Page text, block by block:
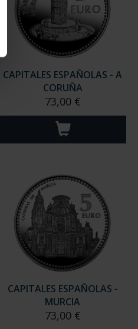
CAPITALES ESPAÑOLAS - A
CORUÑA
73,00 €
CAPITALES ESPAÑOLAS -
MURCIA
73,00 €